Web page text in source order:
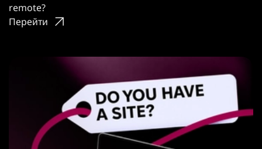
remote?
Перейти